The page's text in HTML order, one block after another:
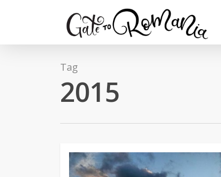
Tag
2015